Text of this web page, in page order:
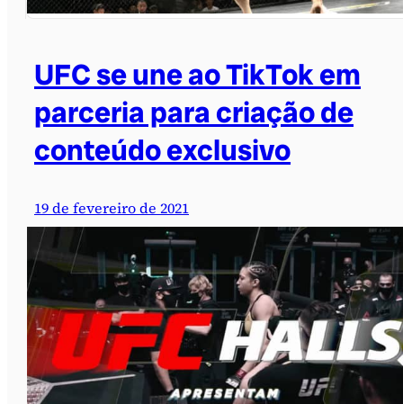
UFC se une ao TikTok em
parceria para criação de
conteúdo exclusivo
19 de fevereiro de 2021